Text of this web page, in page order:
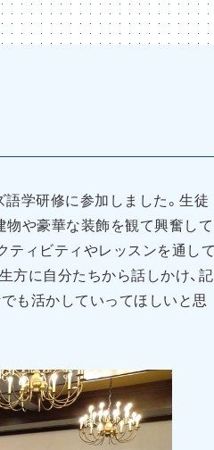
語学研修に参加しました。生徒
物や豪華な装飾を観て興奮して
ティビティやレッスンを通して
方に自分たちから話しかけ、記
も活かしていってほしいと思